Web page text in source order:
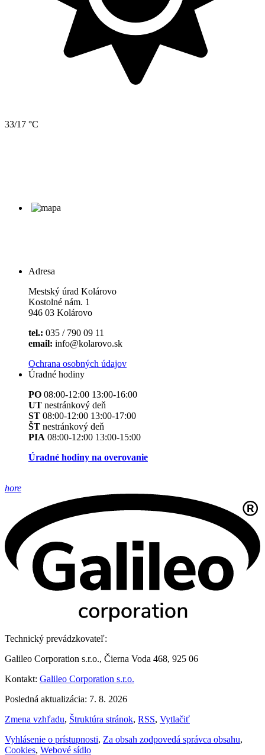
33/17 °C
Adresa
Mestský úrad Kolárovo
Kostolné nám. 1
946 03 Kolárovo
tel.: 035 / 790 09 11
email: info@kolarovo.sk
Ochrana osobných údajov
Úradné hodiny
PO 08:00-12:00 13:00-16:00
UT nestránkový deň
ST 08:00-12:00 13:00-17:00
ŠT nestránkový deň
PIA 08:00-12:00 13:00-15:00
Úradné hodiny na overovanie
hore
Technický prevádzkovateľ:
Galileo Corporation s.r.o., Čierna Voda 468, 925 06
Kontakt: Galileo Corporation s.r.o.
Posledná aktualizácia: 7. 8. 2026
Zmena vzhľadu, Štruktúra stránok, RSS, Vytlačiť
Vyhlásenie o prístupnosti, Za obsah zodpovedá správca obsahu,
Cookies, Webové sídlo